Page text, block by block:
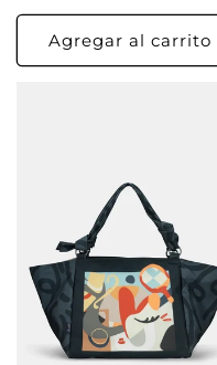
habitual
de
oferta
Agregar al carrito